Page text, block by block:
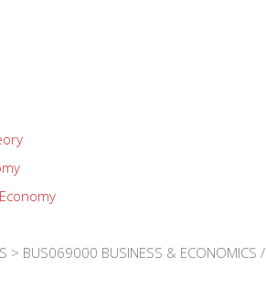
> BUS069000 BUSINESS & ECONOMICS /